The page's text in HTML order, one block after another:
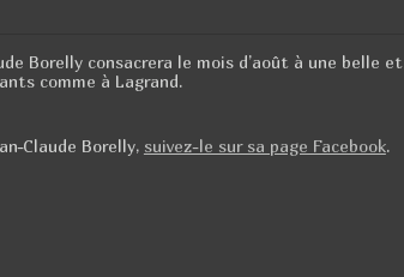
Borelly consacrera le mois d’août à une belle et
comme à Lagrand.
Claude Borelly, suivez-le sur sa page Facebook.